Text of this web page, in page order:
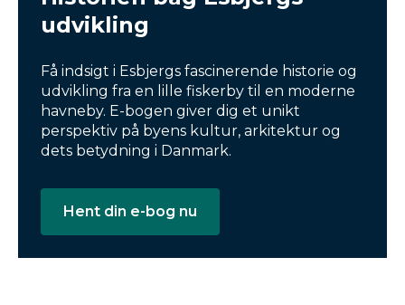
udvikling
Få indsigt i Esbjergs fascinerende historie og
udvikling fra en lille fiskerby til en moderne
havneby. E-bogen giver dig et unikt
perspektiv på byens kultur, arkitektur og
dets betydning i Danmark.
Hent din e-bog nu